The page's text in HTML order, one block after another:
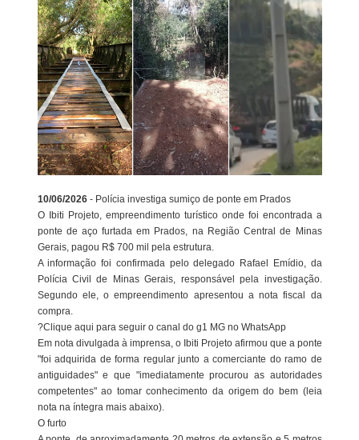
10/06/2026 - Polícia investiga sumiço de ponte em Prados
O Ibiti Projeto, empreendimento turístico onde foi encontrada a
ponte de aço furtada em Prados, na Região Central de Minas
Gerais, pagou R$ 700 mil pela estrutura.
A informação foi confirmada pelo delegado Rafael Emídio, da
Polícia Civil de Minas Gerais, responsável pela investigação.
Segundo ele, o empreendimento apresentou a nota fiscal da
compra.
?Clique aqui para seguir o canal do g1 MG no WhatsApp
Em nota divulgada à imprensa, o Ibiti Projeto afirmou que a ponte
"foi adquirida de forma regular junto a comerciante do ramo de
antiguidades" e que "imediatamente procurou as autoridades
competentes" ao tomar conhecimento da origem do bem (leia
nota na íntegra mais abaixo).
O furto